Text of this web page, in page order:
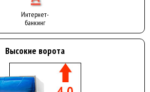
Интернет-
банкинг
Высокие ворота